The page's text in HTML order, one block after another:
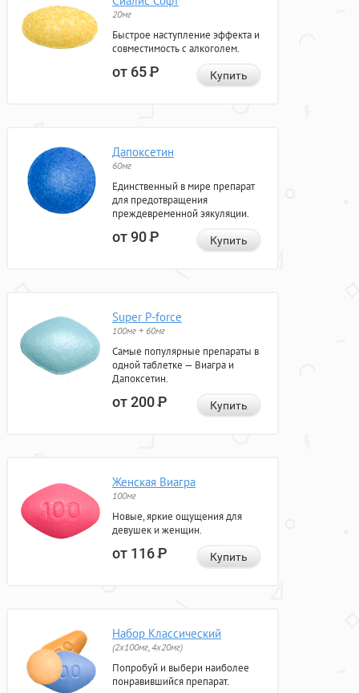
20мг
Быстрое наступление эффекта и
совместимость с алкоголем.
от 65Р Купить
Дапоксетин
60мг
Единственный в мире препарат
для предотвращения
преждевременной эякуляции.
от 90Р Купить
Super P-force
100мг + 60мг
Самые популярные препараты в
одной таблетке — Виагра и
Дапоксетин.
от 200Р Купить
Женская Виагра
100мг
Новые, яркие ощущения для
девушек и женщин.
от 116Р Купить
Набор Классический
(2x100мг, 4x20мг)
Попробуй и выбери наиболее
понравившийся препарат.